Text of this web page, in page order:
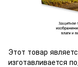
Этот товар
изготавливается